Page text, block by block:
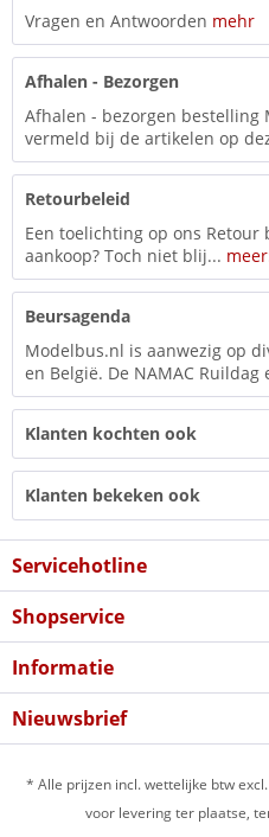
Vragen en Antwoorden mehr
Afhalen - Bezorgen
Afhalen - bezorgen bestelling
vermeld bij de artikelen op
Retourbeleid
Een toelichting op ons
aankoop? Toch niet blij...
Beursagenda
Modelbus.nl is aanwezig op
en België. De NAMAC Ruildag
Klanten kochten ook
Klanten bekeken ook
Servicehotline
Shopservice
Informatie
Nieuwsbrief
* Alle prijzen incl. wettelijke btw excl.
voor levering ter plaatse,